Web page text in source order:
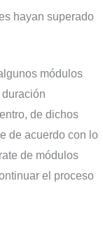
hayan superado
módulos
de dichos
de acuerdo con lo
de módulos
el proceso